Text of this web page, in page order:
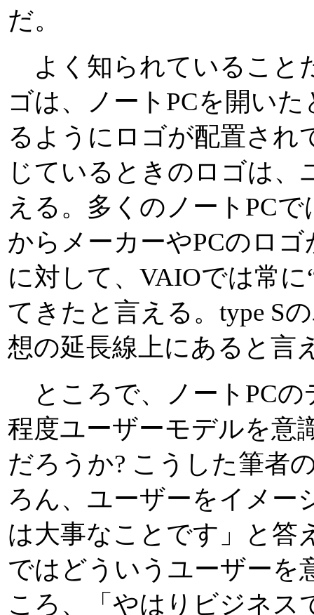
だ。
よく知られていること
ゴは、ノートPCを開い
るようにロゴが配置され
じているときのロゴは
える。多くのノートPC
からメーカーやPCのロ
に対して、VAIOでは常
てきたと言える。type S
想の延長線上にあると言
ところで、ノートPCの
程度ユーザーモデルを意
だろうか? こうした筆者
ろん、ユーザーをイメー
は大事なことです」と答
ではどういうユーザーを
ころ、「やはりビジネス